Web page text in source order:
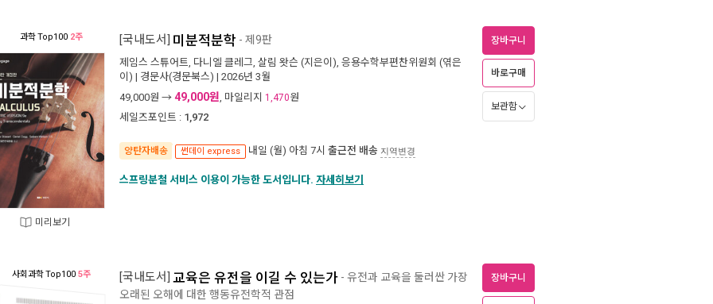
과학Top100 2주
미리보기
[국내도서] 미분적분학 - 제9판
제임스 스튜어트, 다니엘 클레그, 살림 왓슨 (지은이), 응용수학부편찬위원회 (엮은
이) | 경문사(경문북스) | 2026년 3월
49,000원 → 49,000원, 마일리지 1,470원
세일즈포인트 : 1,972
양탄자배송 썬데이 express 내일 (월) 아침 7시 출근전 배송 지역변경
장바구니
바로구매
보관함
스프링분철 서비스 이용이 가능한 도서입니다. 자세히보기
사회과학Top100 5주 [국내도서] 교육은 유전을 이길 수 있는가 - 유전과 교육을 둘러싼 가장
오래된 오해에 대한 행동유전학적 관점
장바구니